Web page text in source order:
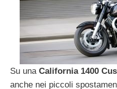
Su una California 1400
anche nei piccoli